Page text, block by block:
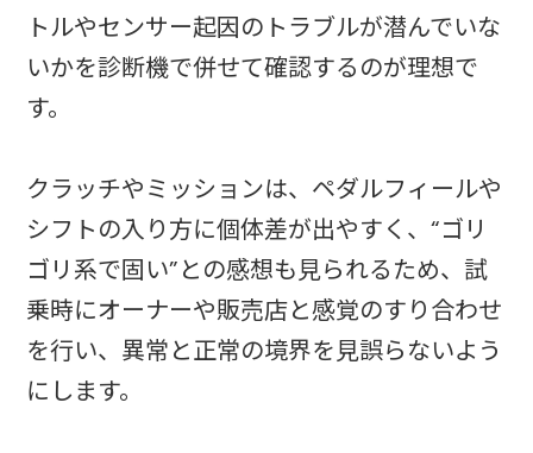
トルやセンサー起因のトラブルが潜んでいな
いかを診断機で併せて確認するのが理想で
す。
クラッチやミッションは、ペダルフィールや
シフトの入り方に個体差が出やすく、“ゴリ
ゴリ系で固い”との感想も見られるため、試
乗時にオーナーや販売店と感覚のすり合わせ
を行い、異常と正常の境界を見誤らないよう
にします。